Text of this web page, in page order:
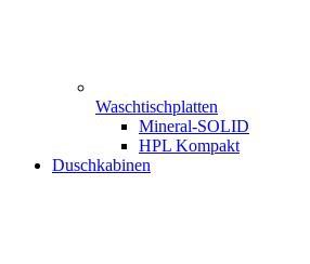
Waschtischplatten
Mineral-SOLID
HPL Kompakt
Duschkabinen